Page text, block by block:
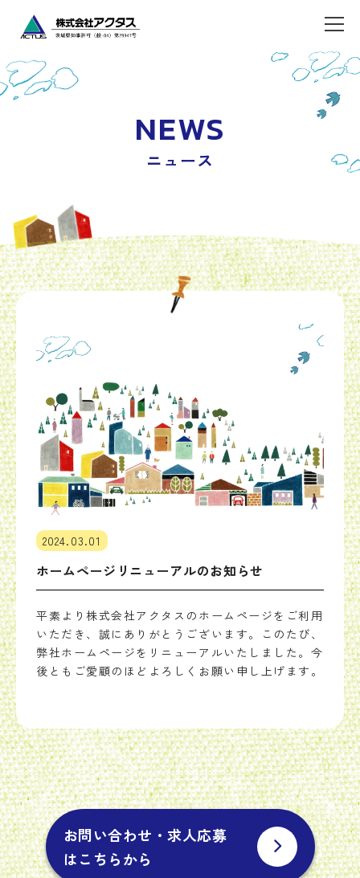
NEWS
ニュース
2024.03.01
ホームページリニューアルのお知らせ
平素より株式会社アクタスのホームページをご利用
いただき、誠にありがとうございます。このたび、
弊社ホームページをリニューアルいたしました。今
後ともご愛顧のほどよろしくお願い申し上げます。
お問い合わせ・求人応募
はこちらから